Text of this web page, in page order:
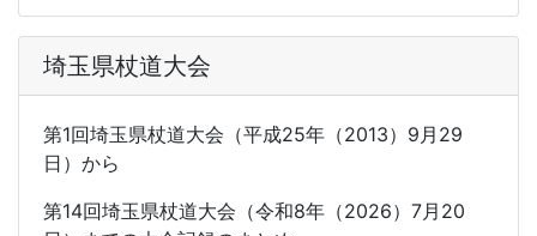
埼玉県杖道大会
第1回埼玉県杖道大会（平成25年（2013）9月29
日）から
第14回埼玉県杖道大会（令和8年（2026）7月20